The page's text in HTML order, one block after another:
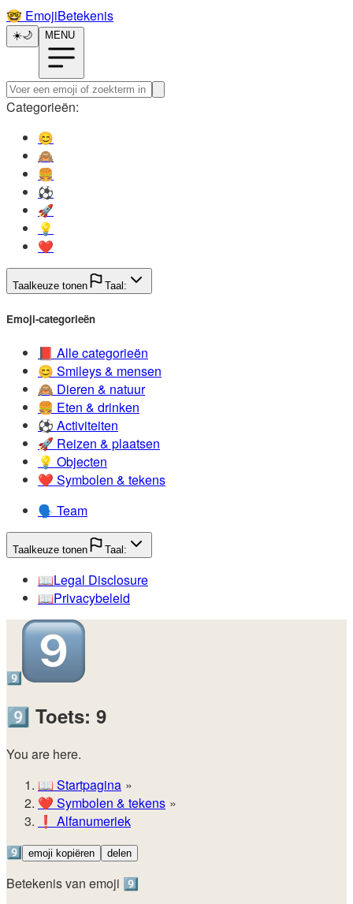
🤓️ EmojiBetekenis
☀️🌙 MENU
Categorieën:
😊️
🙈️
🍔️
⚽️
🚀️
💡️
❤️
Taalkeuze tonen Taal:
Emoji-categorieën
📕️ Alle categorieën
😊️ Smileys & mensen
🙈️ Dieren & natuur
🍔️ Eten & drinken
⚽️ Activiteiten
🚀️ Reizen & plaatsen
💡️ Objecten
❤️ Symbolen & tekens
🗣️ Team
Taalkeuze tonen Taal:
📖️Legal Disclosure
📖️Privacybeleid
9️⃣
9️⃣ Toets: 9
You are here.
📖 Startpagina
❤️ Symbolen & tekens
❗ Alfanumeriek
9️⃣ emoji kopiëren delen
Betekenis van emoji 9️⃣